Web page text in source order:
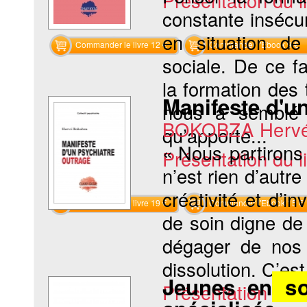
Commander le livre 12 € Commander l'Ebook 9 €
constante
en situation
sociale. De ce
la formation des
nous a
qu’apporte...
Présentation du
Commander le livre 19 € Commander l'Ebook 15 €
Manifeste
BOKOBZA
« Nous
n’est rien
créativité et
de soin digne
dégager de
dissolution.
Présentation du
Jeunes en